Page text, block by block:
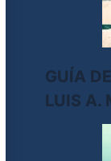
GUÍA
LUIS A.